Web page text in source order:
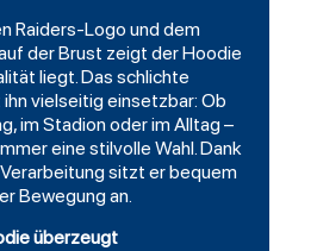
Raiders-Logo und dem
der Brust zeigt derHoodie
liegt. Das schlichte
vielseitig einsetzbar: Ob
im Stadion oder im Alltag –
eine stilvolle Wahl. Dank
sitzt er bequem
Bewegung an.
überzeugt